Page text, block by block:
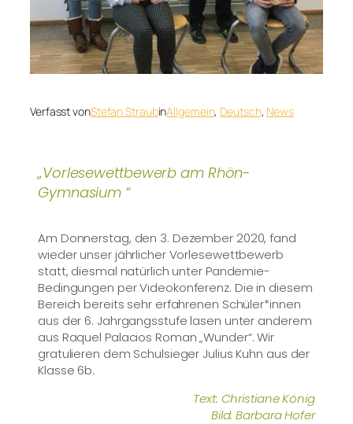
Verfasst vonStefan StraubinAllgemein, Deutsch, News
„Vorlesewettbewerb am Rhön-
Gymnasium “
Am Donnerstag, den 3. Dezember 2020, fand
wieder unser jährlicher Vorlesewettbewerb
statt, diesmal natürlich unter Pandemie-
Bedingungen per Videokonferenz. Die in diesem
Bereich bereits sehr erfahrenen Schüler*innen
aus der 6. Jahrgangsstufe lasen unter anderem
aus Raquel Palacios Roman „Wunder“. Wir
gratulieren dem Schulsieger Julius Kuhn aus der
Klasse 6b.
Text: Christiane König
Bild: Barbara Hofer